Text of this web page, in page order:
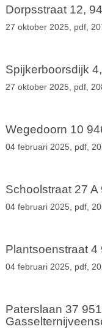
Dorpsstraat 12,
27 oktober 2025, pdf,
Spijkerboorsdijk
27 oktober 2025, pdf,
Wegedoorn 10
04 februari 2025, pdf,
Schoolstraat 27
04 februari 2025, pdf,
Plantsoenstraat
04 februari 2025, pdf,
Paterslaan 37